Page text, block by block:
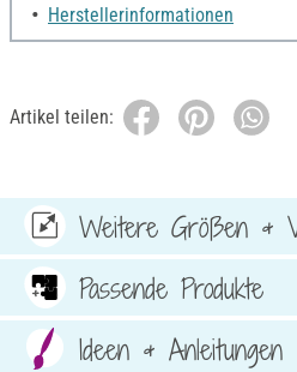
Herstellerinformationen
Artikel teilen:
Weitere Größen &
Passende Produkte
Ideen & Anleitungen